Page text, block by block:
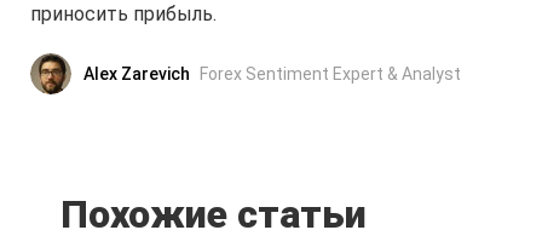
приносить прибыль.
Alex Zarevich Forex Sentiment Expert & Analyst
Похожие статьи